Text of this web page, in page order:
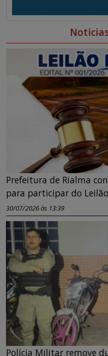
Prefeitura de Rialma
para participar do
30/07/2026 às 13:39
Polícia Militar remove